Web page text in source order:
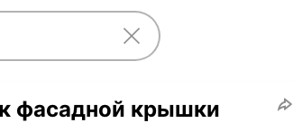
фасадной крышки